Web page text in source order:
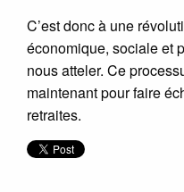
C’est donc à une
économique, sociale et
nous atteler. Ce
maintenant pour faire
retraites.